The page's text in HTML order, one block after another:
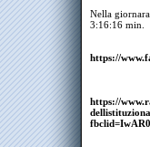
Nella
3:16:16 min.
https://
https://